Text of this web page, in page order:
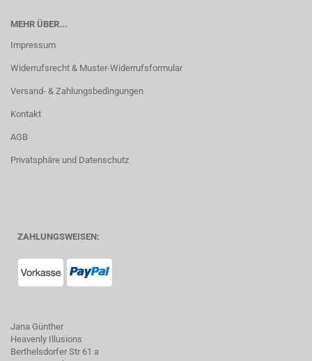
MEHR ÜBER...
Impressum
Widerrufsrecht & Muster-Widerrufsformular
Versand- & Zahlungsbedingungen
Kontakt
AGB
Privatsphäre und Datenschutz
ZAHLUNGSWEISEN:
Jana Günther
Heavenly Illusions
Berthelsdorfer Str 61 a